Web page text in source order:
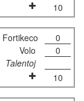
10
Fortikeco
0
Volo
0
Talentoj
10